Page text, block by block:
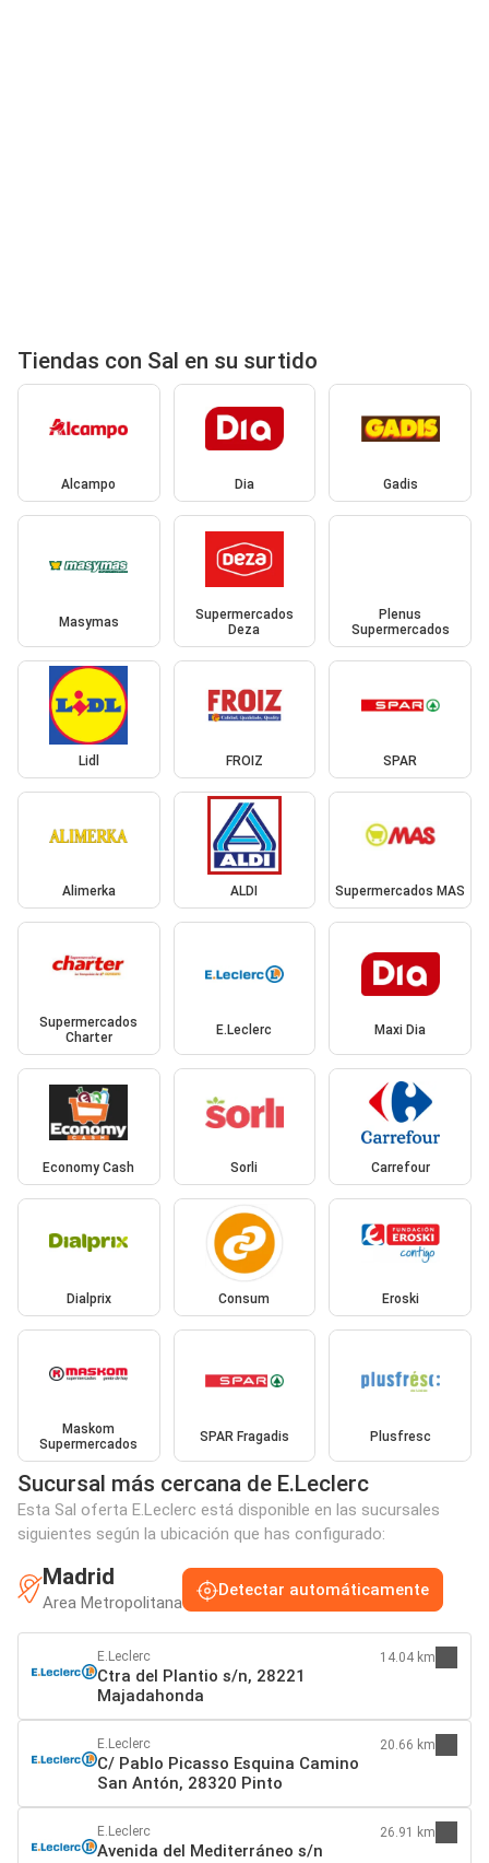
Tiendas con Sal en su surtido
Alcampo Dia Gadis
Masymas
Supermercados
Deza
Plenus
Supermercados
Lidl FROIZ SPAR
Alimerka ALDI Supermercados MAS
Supermercados
Charter
E.Leclerc Maxi Dia
Economy Cash Sorli Carrefour
Dialprix Consum Eroski
Maskom
Supermercados
SPAR Fragadis Plusfresc
Sucursal más cercana de E.Leclerc
Esta Sal oferta E.Leclerc está disponible en las sucursales
siguientes según la ubicación que has configurado:
Madrid
Area Metropolitana
Detectar automáticamente
E.Leclerc
Ctra del Plantio s/n, 28221
Majadahonda
14.04 km
E.Leclerc
C/ Pablo Picasso Esquina Camino
San Antón, 28320 Pinto
20.66 km
E.Leclerc
Avenida del Mediterráneo s/n
26.91 km